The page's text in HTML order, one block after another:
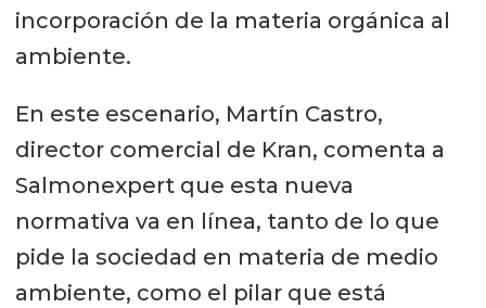
incorporación de la materia orgánica al
ambiente.
En este escenario, Martín Castro,
director comercial de Kran, comenta a
Salmonexpert que esta nueva
normativa va en línea, tanto de lo que
pide la sociedad en materia de medio
ambiente, como el pilar que está